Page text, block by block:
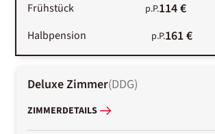
Frühstück p.P.114 €
Halbpension p.P.161 €
Deluxe Zimmer(DDG)
ZIMMERDETAILS